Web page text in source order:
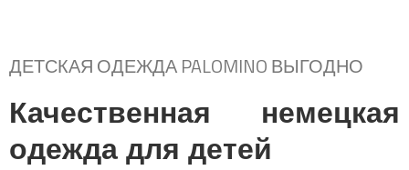
ДЕТСКАЯ ОДЕЖДА PALOMINO ВЫГОДНО
Качественная немецкая
одежда для детей